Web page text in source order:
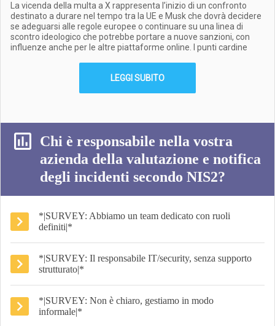
La vicenda della multa a X rappresenta l’inizio di un confronto
destinato a durare nel tempo tra la UE e Musk che dovrà decidere
se adeguarsi alle regole europee o continuare su una linea di
scontro ideologico che potrebbe portare a nuove sanzioni, con
influenze anche per le altre piattaforme online. I punti cardine
LEGGI SUBITO
Chi è responsabile nella vostra
azienda della valutazione e notifica
degli incidenti secondo NIS2?
*|SURVEY: Abbiamo un team dedicato con ruoli
definiti|*
*|SURVEY: Il responsabile IT/security, senza supporto
strutturato|*
*|SURVEY: Non è chiaro, gestiamo in modo
informale|*